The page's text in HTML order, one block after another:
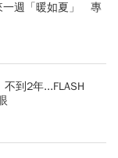
一週「暖如夏」 專
到2年...FLASH